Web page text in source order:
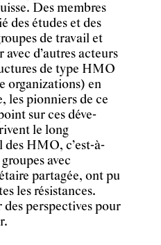
Des membres
des études et des
de travail et
d’autres acteurs
de type HMO
organizations) en
les pionniers de ce
sur ces déve-
le long
des HMO, c’est-à-
avec
partagée, ont pu
les résistances.
perspectives pour